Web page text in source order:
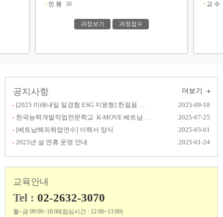
인 원
30
과정보기 과정접수
교 수
공지사항 더보기 +
[2025 미래내일 일경험 ESG 지원형] 한걸음 챌린지
2025-09-18
한국능력개발직업전문학교 K-MOVE 베트남 취업 후기 공모전 결과발표
2025-07-25
[베트남해외취업연수] 이력서 양식
2025-03-01
2025년 설 연휴 운영 안내
2025-01-24
교육안내
Tel : 02-2632-3070
월~금 09:00~18:00(점심시간 : 12:00~13:00)